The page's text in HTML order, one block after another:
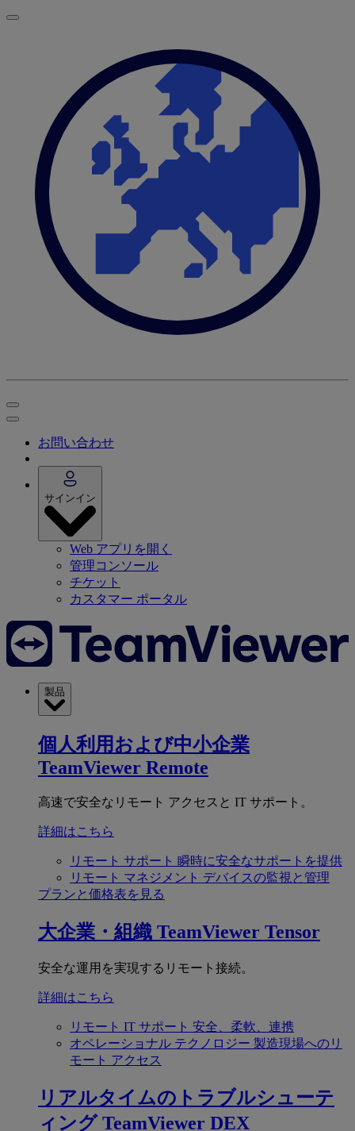
お問い合わせ
サインイン
Web アプリを開く
管理コンソール
チケット
カスタマー ポータル
製品
個人利用および中小企業
TeamViewer Remote
高速で安全なリモート アクセスと IT サポート。
詳細はこちら
リモート サポート 瞬時に安全なサポートを提供
リモート マネジメント デバイスの監視と管理
プランと価格表を見る
大企業・組織 TeamViewer Tensor
安全な運用を実現するリモート接続。
詳細はこちら
リモート IT サポート 安全、柔軟、連携
オペレーショナル テクノロジー 製造現場へのリ
モート アクセス
リアルタイムのトラブルシューテ
ィング TeamViewer DEX